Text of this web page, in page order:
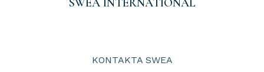
SWEA INTERNATIONAL
KONTAKTA SWEA